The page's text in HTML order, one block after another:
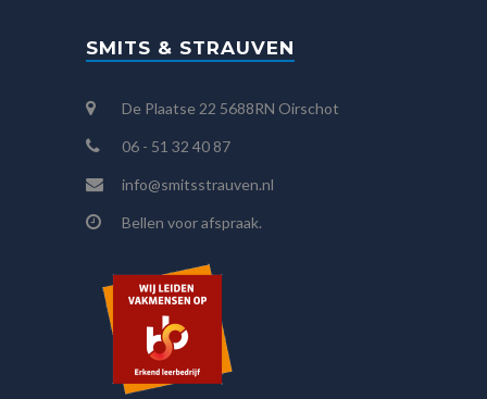
SMITS & STRAUVEN
De Plaatse 22 5688RN Oirschot
06 - 51 32 40 87
info@smitsstrauven.nl
Bellen voor afspraak.